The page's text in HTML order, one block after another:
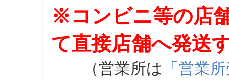
※コンビニ等の店
て直接店舗へ発送
（営業所は 「営業